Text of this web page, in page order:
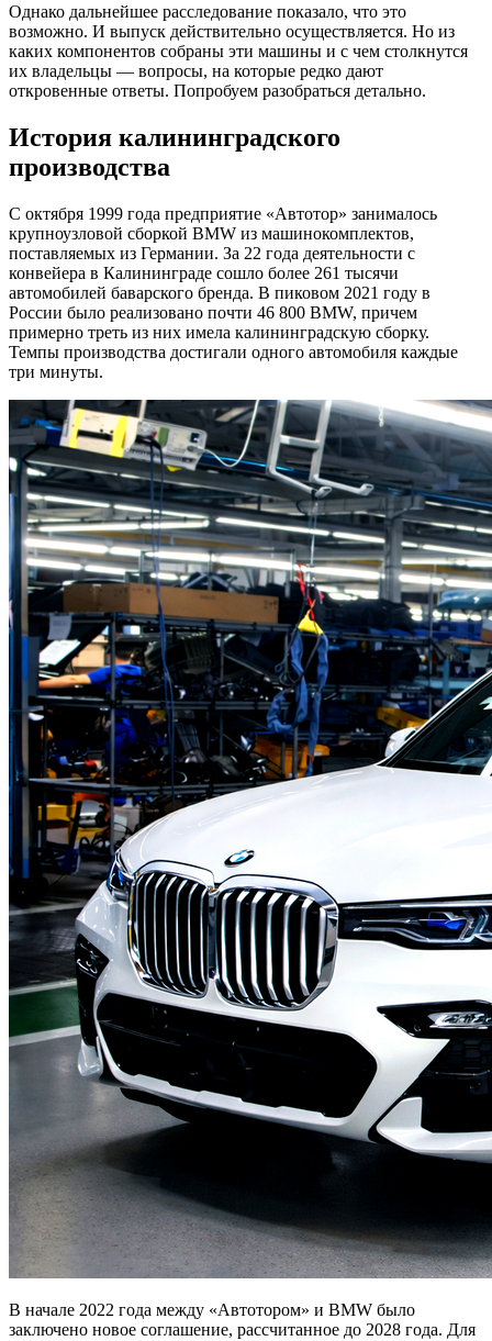
Однако дальнейшее расследование показало, что это
возможно. И выпуск действительно осуществляется. Но из
каких компонентов собраны эти машины и с чем столкнутся
их владельцы — вопросы, на которые редко дают
откровенные ответы. Попробуем разобраться детально.
История калининградского
производства
С октября 1999 года предприятие «Автотор» занималось
крупноузловой сборкой BMW из машинокомплектов,
поставляемых из Германии. За 22 года деятельности с
конвейера в Калининграде сошло более 261 тысячи
автомобилей баварского бренда. В пиковом 2021 году в
России было реализовано почти 46 800 BMW, причем
примерно треть из них имела калининградскую сборку.
Темпы производства достигали одного автомобиля каждые
три минуты.
В начале 2022 года между «Автотором» и BMW было
заключено новое соглашение, рассчитанное до 2028 года. Для